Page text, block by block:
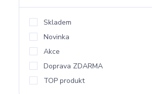
Skladem
Novinka
Akce
Doprava ZDARMA
TOP produkt